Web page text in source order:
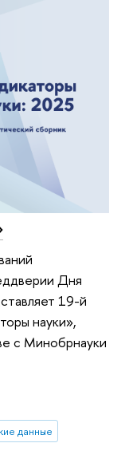
Дня
19-й
науки»,
с Минобрнауки
данные